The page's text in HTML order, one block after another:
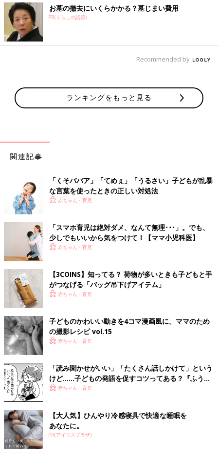
お墓の撤去にいくらかかる？墓じまい費用
PR(くらしの話題)
Recommended by
ランキングをもっと見る
関連記事
「くそババア」「てめぇ」「うるさい」子どもが乱暴
な言葉を使ったときの正しい対処法
赤ちゃん・育児
「スマホ育児は絶対ダメ、なんて無理･･･」。でも、
少しでもいいから気をつけて！【ママ小児科医】
赤ちゃん・育児
【3COINS】知ってる？ 荷物が多いときも子どもと手
がつなげる「バッグ吊下げアイテム」
赤ちゃん・育児
子どものかわいい動きを4コマ漫画風に。ママのため
の撮影レシピ vol.15
赤ちゃん・育児
「読み聞かせがいい」「たくさん話しかけて」という
けど……子どもの発語を促すコツってある？『ふうふ
う子育て ＃64』
赤ちゃん・育児
【大人気】ひんやり冷感寝具で快適な睡眠を
あなたに。
PR(アイリスプラザ)